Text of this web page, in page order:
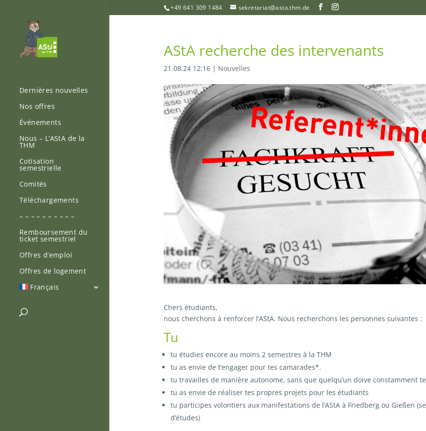
+49 641 309 1484 sekretariat@asta.thm.de
Dernières nouvelles
Nos offres
Événements
Nous – L’AStA de la
THM
Cotisation
semestrielle
Comités
Téléchargements
– – – – – – – – – –
Remboursement du
ticket semestriel
Offres d’emploi
Offres de logement
Français
AStA recherche des intervenants
21.08.24 12:16| Nouvelles
Chers étudiants,
nous cherchons à renforcer l’AStA. Nous recherchons les personnes suivantes :
Tu
tu étudies encore au moins 2 semestres à la THM
tu as envie de t’engager pour tes camarades*.
tu travailles de manière autonome, sans que quelqu’un doive constamment
tu as envie de réaliser tes propres projets pour les étudiants
tu participes volontiers aux manifestations de l’AStA à Friedberg ou Gießen
d’études)